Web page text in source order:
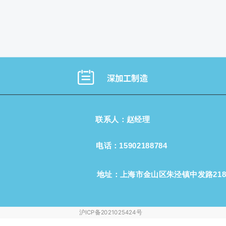
深加工制造
地址：上海市金山区朱泾镇中发路
电话 ：15902188784
联系人：赵经理
沪ICP备2021025424号